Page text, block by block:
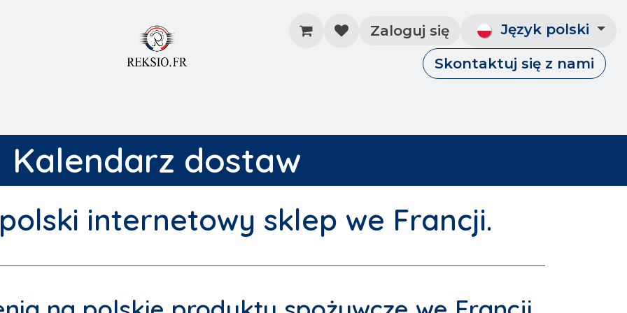
Zaloguj się Język polski
Skontaktuj się z nami
Kalendarz dostaw
polski internetowy sklep we Francji.